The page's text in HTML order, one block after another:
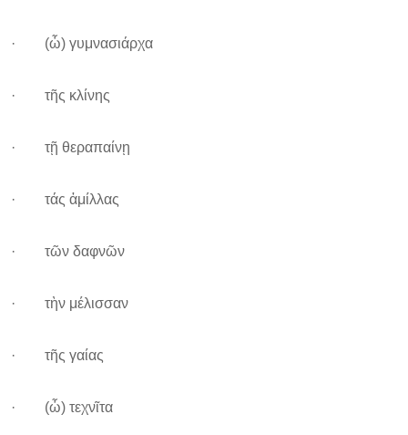
· (ὦ) γυμνασιάρχα
· τῆς κλίνης
· τῇ θεραπαίνῃ
· τάς ἀμίλλας
· τῶν δαφνῶν
· τὴν μέλισσαν
· τῆς γαίας
· (ὦ) τεχνῖτα